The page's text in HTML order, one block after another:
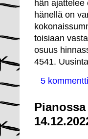
hän
hänellä on
toisiaan
osuus
4541.
5